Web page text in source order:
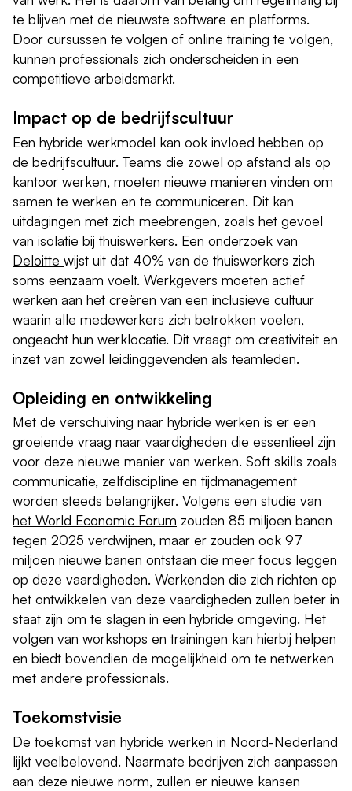
te blijven met de nieuwste software en platforms.
Door cursussen te volgen of online training te volgen,
kunnen professionals zich onderscheiden in een
competitieve arbeidsmarkt.
Impact op de bedrijfscultuur
Een hybride werkmodel kan ook invloed hebben op
de bedrijfscultuur. Teams die zowel op afstand als op
kantoor werken, moeten nieuwe manieren vinden om
samen te werken en te communiceren. Dit kan
uitdagingen met zich meebrengen, zoals het gevoel
van isolatie bij thuiswerkers. Een onderzoek van
Deloitte wijst uit dat 40% van de thuiswerkers zich
soms eenzaam voelt. Werkgevers moeten actief
werken aan het creëren van een inclusieve cultuur
waarin alle medewerkers zich betrokken voelen,
ongeacht hun werklocatie. Dit vraagt om creativiteit en
inzet van zowel leidinggevenden als teamleden.
Opleiding en ontwikkeling
Met de verschuiving naar hybride werken is er een
groeiende vraag naar vaardigheden die essentieel zijn
voor deze nieuwe manier van werken. Soft skills zoals
communicatie, zelfdiscipline en tijdmanagement
worden steeds belangrijker. Volgens een studie van
het World Economic Forum zouden 85 miljoen banen
tegen 2025 verdwijnen, maar er zouden ook 97
miljoen nieuwe banen ontstaan die meer focus leggen
op deze vaardigheden. Werkenden die zich richten op
het ontwikkelen van deze vaardigheden zullen beter in
staat zijn om te slagen in een hybride omgeving. Het
volgen van workshops en trainingen kan hierbij helpen
en biedt bovendien de mogelijkheid om te netwerken
met andere professionals.
Toekomstvisie
De toekomst van hybride werken in Noord-Nederland
lijkt veelbelovend. Naarmate bedrijven zich aanpassen
aan deze nieuwe norm, zullen er nieuwe kansen